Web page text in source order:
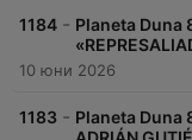
1184 - Planeta Duna
10 юни 2026
1183 - Planeta Duna